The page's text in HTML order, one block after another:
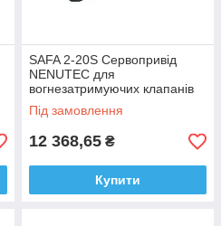
SAFA 2-20S Сервопривід
NENUTEC для
вогнезатримуючих клапанів
без термодатчика 20Nm 230v
Під замовлення
12 368,65 ₴
Купити